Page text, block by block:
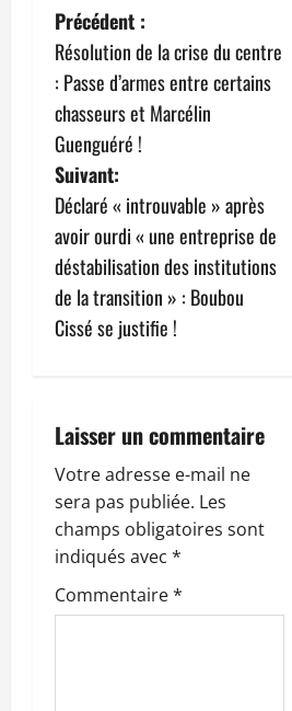
N
a
v
i
g
a
t
i
n
d
’
a
r
Précédent :
Résolution de la crise du centre
: Passe d’armes entre certains
chasseurs et Marcélin
Guenguéré !
Suivant:
Déclaré « introuvable » après
avoir ourdi « une entreprise de
déstabilisation des institutions
de la transition » : Boubou
Cissé se justifie !
Laisser un commentaire
Votre adresse e-mail ne
sera pas publiée. Les
champs obligatoires sont
indiqués avec *
Commentaire*